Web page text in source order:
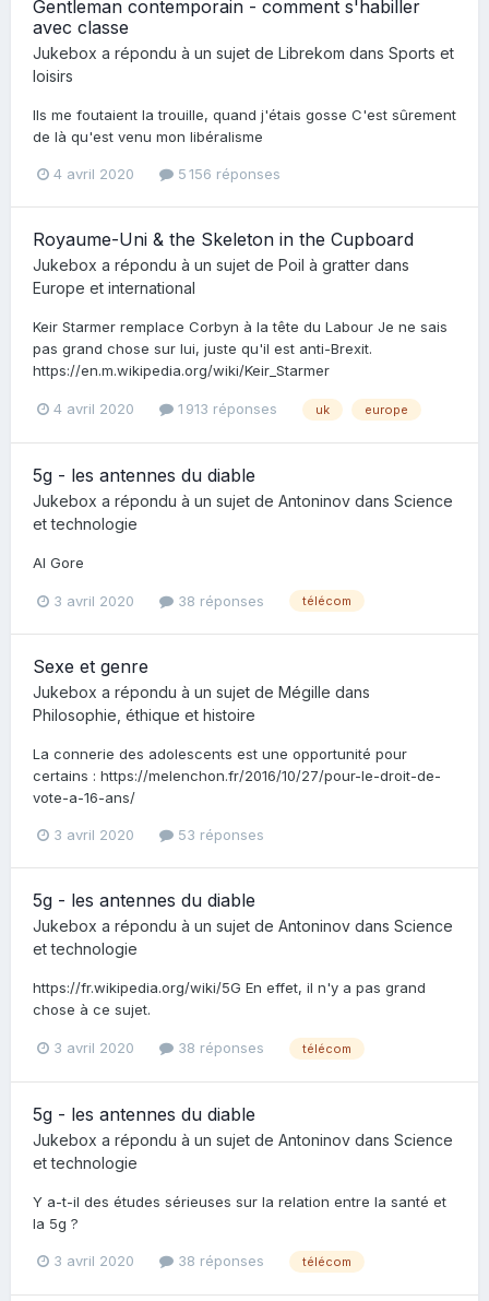
Gentleman contemporain - comment s'habiller
avec classe
Jukebox a répondu à un sujet de Librekom dans Sports et
loisirs
Ils me foutaient la trouille, quand j'étais gosse C'est sûrement
de là qu'est venu mon libéralisme
4 avril 2020 5 156 réponses
Royaume-Uni & the Skeleton in the Cupboard
Jukebox a répondu à un sujet de Poil à gratter dans
Europe et international
Keir Starmer remplace Corbyn à la tête du Labour Je ne sais
pas grand chose sur lui, juste qu'il est anti-Brexit.
https://en.m.wikipedia.org/wiki/Keir_Starmer
4 avril 2020 1 913 réponses uk europe
5g - les antennes du diable
Jukebox a répondu à un sujet de Antoninov dans Science
et technologie
Al Gore
3 avril 2020 38 réponses télécom
Sexe et genre
Jukebox a répondu à un sujet de Mégille dans
Philosophie, éthique et histoire
La connerie des adolescents est une opportunité pour
certains : https://melenchon.fr/2016/10/27/pour-le-droit-de-
vote-a-16-ans/
3 avril 2020 53 réponses
5g - les antennes du diable
Jukebox a répondu à un sujet de Antoninov dans Science
et technologie
https://fr.wikipedia.org/wiki/5G En effet, il n'y a pas grand
chose à ce sujet.
3 avril 2020 38 réponses télécom
5g - les antennes du diable
Jukebox a répondu à un sujet de Antoninov dans Science
et technologie
Y a-t-il des études sérieuses sur la relation entre la santé et
la 5g ?
3 avril 2020 38 réponses télécom